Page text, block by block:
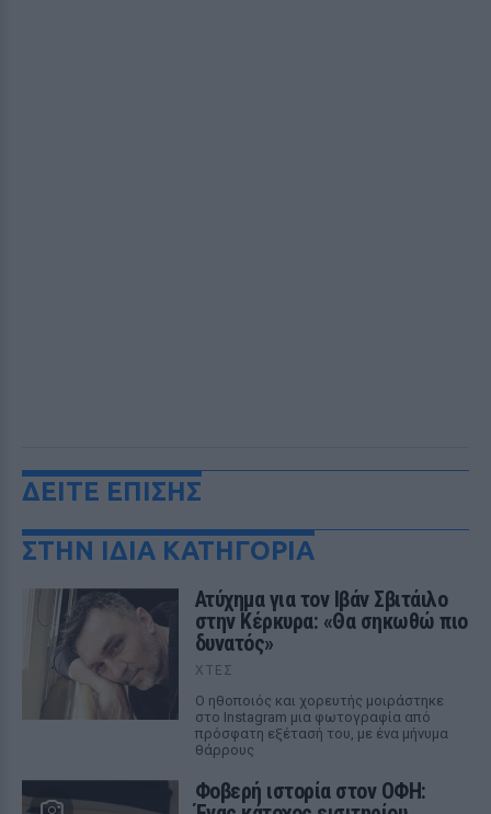
ΔΕΙΤΕ ΕΠΙΣΗΣ
ΣΤΗΝ ΙΔΙΑ ΚΑΤΗΓΟΡΙΑ
Ατύχημα για τον Ιβάν Σβιτάιλο
στην Κέρκυρα: «Θα σηκωθώ πιο
δυνατός»
ΧΤΕΣ
Ο ηθοποιός και χορευτής μοιράστηκε
στο Instagram μια φωτογραφία από
πρόσφατη εξέτασή του, με ένα μήνυμα
θάρρους
Φοβερή ιστορία στον ΟΦΗ: